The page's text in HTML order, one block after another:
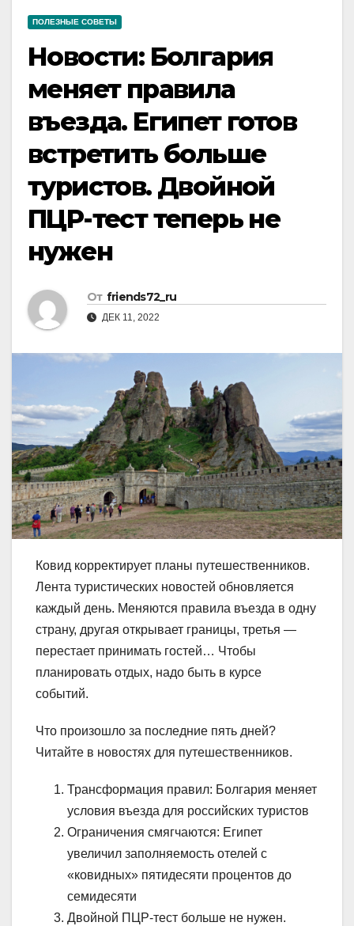
ПОЛЕЗНЫЕ СОВЕТЫ
Новости: Болгария
меняет правила
въезда. Египет готов
встретить больше
туристов. Двойной
ПЦР-тест теперь не
нужен
От friends72_ru
ДЕК 11, 2022
Ковид корректирует планы путешественников.
Лента туристических новостей обновляется
каждый день. Меняются правила въезда в одну
страну, другая открывает границы, третья —
перестает принимать гостей… Чтобы
планировать отдых, надо быть в курсе
событий.
Что произошло за последние пять дней?
Читайте в новостях для путешественников.
Трансформация правил: Болгария меняет
условия въезда для российских туристов
Ограничения смягчаются: Египет
увеличил заполняемость отелей с
«ковидных» пятидесяти процентов до
семидесяти
Двойной ПЦР-тест больше не нужен.